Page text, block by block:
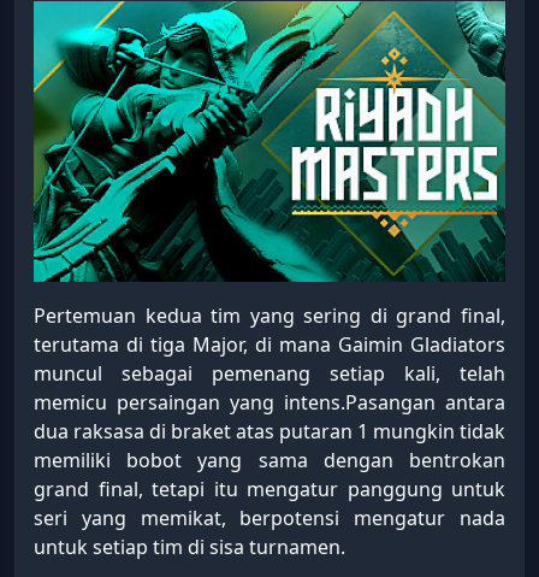
Pertemuan kedua tim yang sering di grand final,
terutama di tiga Major, di mana Gaimin Gladiators
muncul sebagai pemenang setiap kali, telah
memicu persaingan yang intens.Pasangan antara
dua raksasa di braket atas putaran 1 mungkin tidak
memiliki bobot yang sama dengan bentrokan
grand final, tetapi itu mengatur panggung untuk
seri yang memikat, berpotensi mengatur nada
untuk setiap tim di sisa turnamen.